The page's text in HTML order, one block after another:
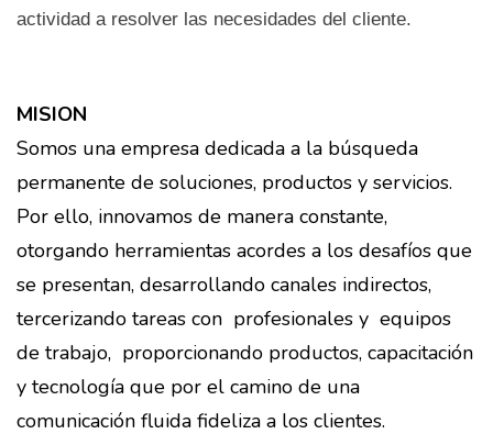
actividad a resolver las necesidades del cliente.
MISION
Somos una empresa dedicada a la búsqueda
permanente de soluciones, productos y servicios.
Por ello, innovamos de manera constante,
otorgando herramientas acordes a los desafíos que
se presentan, desarrollando canales indirectos,
tercerizando tareas con profesionales y equipos
de trabajo, proporcionando productos, capacitación
y tecnología que por el camino de una
comunicación fluida fideliza a los clientes.